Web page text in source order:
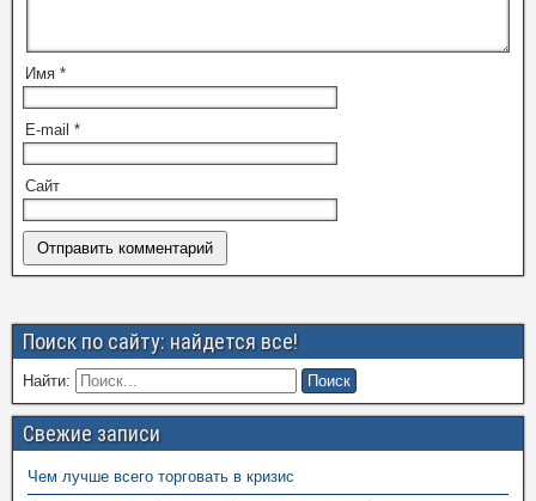
Имя *
E-mail *
Сайт
Поиск по сайту: найдется все!
Найти:
Свежие записи
Чем лучше всего торговать в кризис